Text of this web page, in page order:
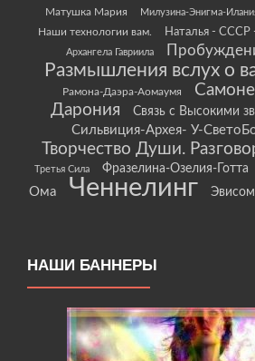
Матушка Мария Милузина-Энигма-
Наши технологии вам.
Наталья - СССР
Архангела Гавриила
Размышления вслух о
Рамона-Даэра-Аомаумя
Дарония
Связь с Высокими
Сильвиция-Архея- У-
Творчество Души.
Третья Сила Фразелина-Озелия-Готта
Ома
Ченнелинг
НАШИ БАННЕРЫ